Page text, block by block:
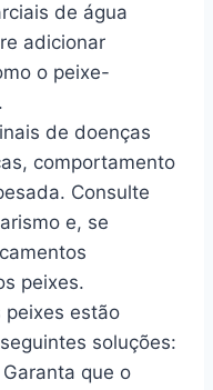
de água
adicionar
o peixe-
de doenças
comportamento
Consulte
e, se
peixes.
peixes estão
soluções:
que o